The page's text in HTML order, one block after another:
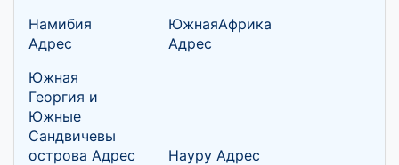
Намибия
Адрес
ЮжнаяАфрика
Адрес
Южная
Георгия и
Южные
Сандвичевы
острова Адрес
Науру Адрес